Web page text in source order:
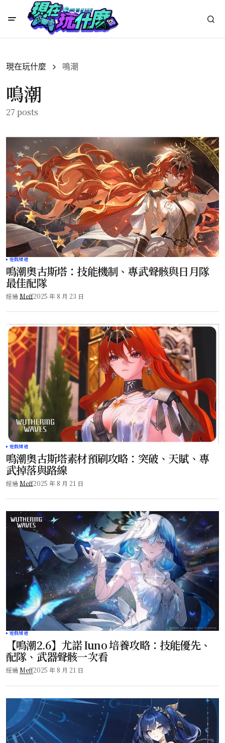
現在玩什麼 鳴潮
鳴潮
27 posts
遊戲頻道
鳴潮奧古斯塔：技能機制、專武聲骸與日月隊
最佳配隊
經過 Meff2025 年 8 月 23 日
遊戲頻道
鳴潮奧古斯塔素材預刷攻略：突破、天賦、專
武掉落與路線
經過 Meff2025 年 8 月 21 日
遊戲頻道
【鳴潮2.6】尤諾 Iuno 培養攻略：技能優先、
配隊、武器聲骸一次看
經過 Meff2025 年 8 月 21 日